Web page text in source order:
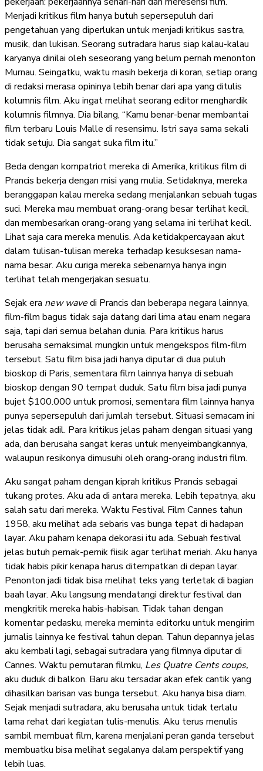
Menjadi kritikus film hanya butuh sepersepuluh dari
pengetahuan yang diperlukan untuk menjadi kritikus sastra,
musik, dan lukisan. Seorang sutradara harus siap kalau-kalau
karyanya dinilai oleh seseorang yang belum pernah menonton
Murnau. Seingatku, waktu masih bekerja di koran, setiap orang
di redaksi merasa opininya lebih benar dari apa yang ditulis
kolumnis film. Aku ingat melihat seorang editor menghardik
kolumnis filmnya. Dia bilang, “Kamu benar-benar membantai
film terbaru Louis Malle di resensimu. Istri saya sama sekali
tidak setuju. Dia sangat suka film itu.”
Beda dengan kompatriot mereka di Amerika, kritikus film di
Prancis bekerja dengan misi yang mulia. Setidaknya, mereka
beranggapan kalau mereka sedang menjalankan sebuah tugas
suci. Mereka mau membuat orang-orang besar terlihat kecil,
dan membesarkan orang-orang yang selama ini terlihat kecil.
Lihat saja cara mereka menulis. Ada ketidakpercayaan akut
dalam tulisan-tulisan mereka terhadap kesuksesan nama-
nama besar. Aku curiga mereka sebenarnya hanya ingin
terlihat telah mengerjakan sesuatu.
Sejak era new wavedi Prancis dan beberapa negara lainnya,
film-film bagus tidak saja datang dari lima atau enam negara
saja, tapi dari semua belahan dunia. Para kritikus harus
berusaha semaksimal mungkin untuk mengekspos film-film
tersebut. Satu film bisa jadi hanya diputar di dua puluh
bioskop di Paris, sementara film lainnya hanya di sebuah
bioskop dengan 90 tempat duduk. Satu film bisa jadi punya
bujet $100.000 untuk promosi, sementara film lainnya hanya
punya sepersepuluh dari jumlah tersebut. Situasi semacam ini
jelas tidak adil. Para kritikus jelas paham dengan situasi yang
ada, dan berusaha sangat keras untuk menyeimbangkannya,
walaupun resikonya dimusuhi oleh orang-orang industri film.
Aku sangat paham dengan kiprah kritikus Prancis sebagai
tukang protes. Aku ada di antara mereka. Lebih tepatnya, aku
salah satu dari mereka. Waktu Festival Film Cannes tahun
1958, aku melihat ada sebaris vas bunga tepat di hadapan
layar. Aku paham kenapa dekorasi itu ada. Sebuah festival
jelas butuh pernak-pernik fiisik agar terlihat meriah. Aku hanya
tidak habis pikir kenapa harus ditempatkan di depan layar.
Penonton jadi tidak bisa melihat teks yang terletak di bagian
baah layar. Aku langsung mendatangi direktur festival dan
mengkritik mereka habis-habisan. Tidak tahan dengan
komentar pedasku, mereka meminta editorku untuk mengirim
jurnalis lainnya ke festival tahun depan. Tahun depannya jelas
aku kembali lagi, sebagai sutradara yang filmnya diputar di
Cannes. Waktu pemutaran filmku, Les Quatre Cents coups,
aku duduk di balkon. Baru aku tersadar akan efek cantik yang
dihasilkan barisan vas bunga tersebut. Aku hanya bisa diam.
Sejak menjadi sutradara, aku berusaha untuk tidak terlalu
lama rehat dari kegiatan tulis-menulis. Aku terus menulis
sambil membuat film, karena menjalani peran ganda tersebut
membuatku bisa melihat segalanya dalam perspektif yang
lebih luas.